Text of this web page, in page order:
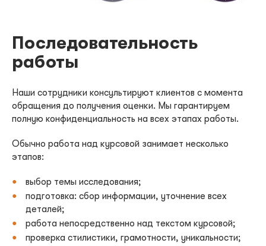
Последовательность
работы
Наши сотрудники консультируют клиентов с момента
обращения до получения оценки. Мы гарантируем
полную конфиденциальность на всех этапах работы.
Обычно работа над курсовой занимает несколько
этапов:
выбор темы исследования;
подготовка: сбор информации, уточнение всех
деталей;
работа непосредственно над текстом курсовой;
проверка стилистики, грамотности, уникальности;